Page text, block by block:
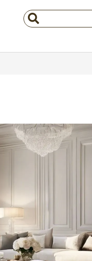
Search
...